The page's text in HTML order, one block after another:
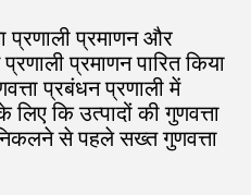
प्रणाली प्रमाणन और
प्रमाणन पारित किया
प्रबंधन प्रणाली में
कि उत्पादों की गुणवत्ता
से पहले सख्त गुणवत्ता